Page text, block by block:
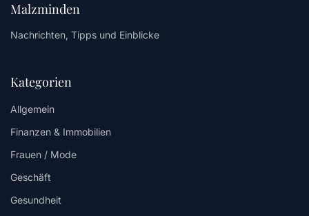
Malzminden
Nachrichten, Tipps und Einblicke
Kategorien
Allgemein
Finanzen & Immobilien
Frauen / Mode
Geschäft
Gesundheit